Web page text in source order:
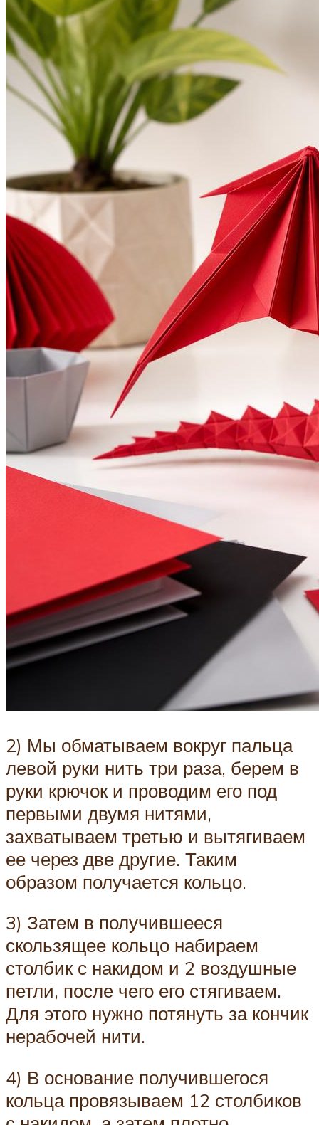
2) Мы обматываем вокруг пальца
левой руки нить три раза, берем в
руки крючок и проводим его под
первыми двумя нитями,
захватываем третью и вытягиваем
ее через две другие. Таким
образом получается кольцо.
3) Затем в получившееся
скользящее кольцо набираем
столбик с накидом и 2 воздушные
петли, после чего его стягиваем.
Для этого нужно потянуть за кончик
нерабочей нити.
4) В основание получившегося
кольца провязываем 12 столбиков